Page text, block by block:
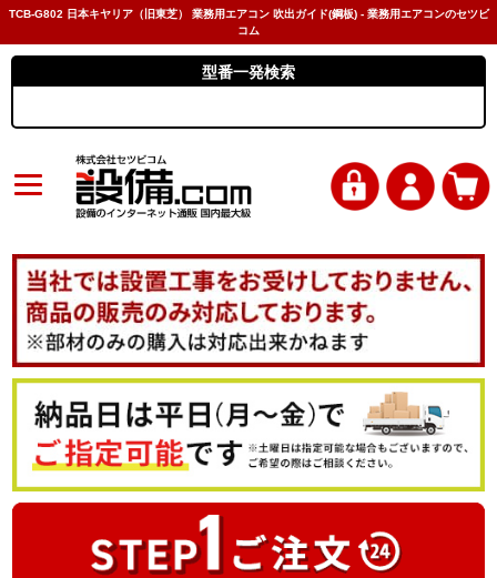
TCB-G802 日本キヤリア（旧東芝） 業務用エアコン 吹出ガイド(鋼板) - 業務用エアコンのセツビ
コム
型番一発検索